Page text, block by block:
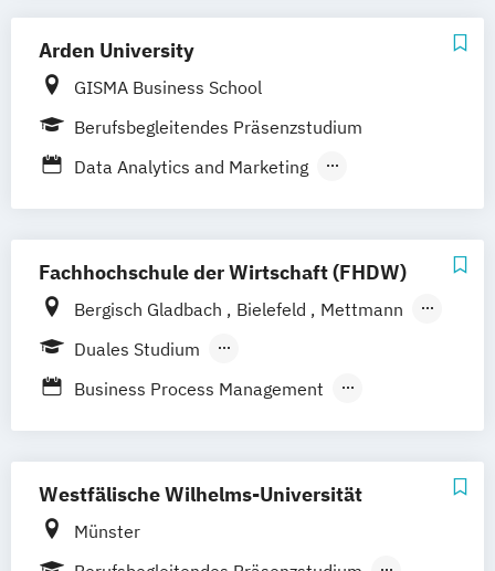
Science
Arden University
GISMA Business School
Berufsbegleitendes Präsenzstudium
Data Analytics and Marketing
Fachhochschule der Wirtschaft (FHDW)
Bergisch Gladbach Bielefeld
Mettmann
Paderborn
Marburg
Duales Studium
Berufsbegleitendes Präsenzstudium
Business Process Management
Künstliche Intelligenz & Data Science
Software Development and Management
Westfälische Wilhelms-Universität
Münster